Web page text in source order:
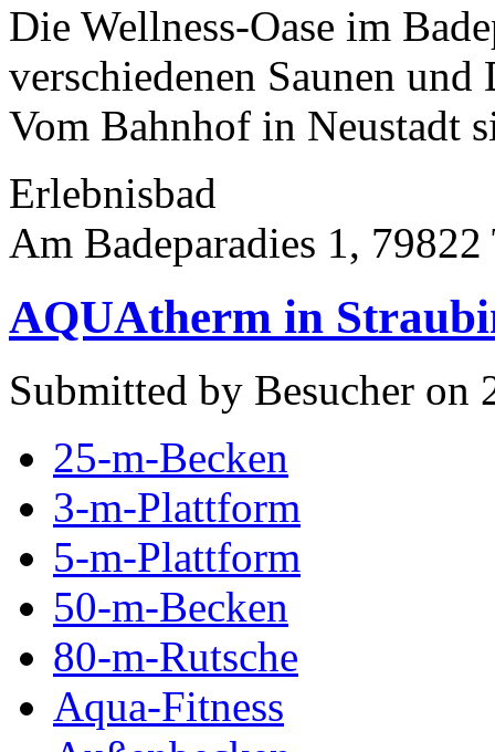
Die Wellness-Oase im
verschiedenen Saunen
Vom Bahnhof in Neustadt
Erlebnisbad
Am Badeparadies 1,
AQUAtherm in
Submitted by Besucher on
25-m-Becken
3-m-Plattform
5-m-Plattform
50-m-Becken
80-m-Rutsche
Aqua-Fitness